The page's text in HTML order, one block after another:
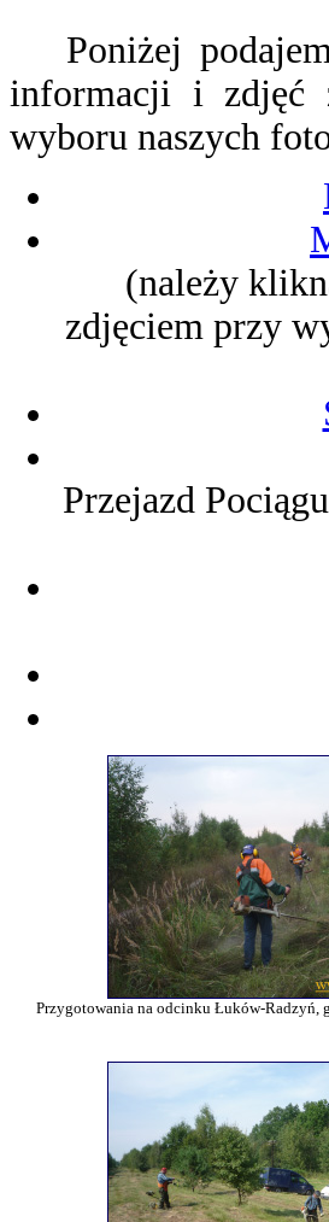
Poniżej
informacji i zdjęć
wyboru naszych
(należy
zdjęciem przy
Przejazd
Przygotowania na odcinku Łuków-Radzyń,